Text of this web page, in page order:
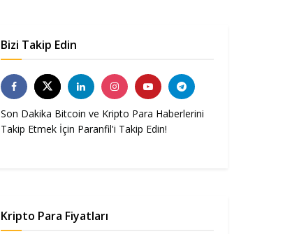
Bizi Takip Edin
Son Dakika Bitcoin ve Kripto Para Haberlerini
Takip Etmek İçin Paranfil'i Takip Edin!
Kripto Para Fiyatları